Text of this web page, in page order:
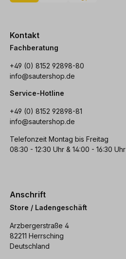
Kontakt
Fachberatung
+49 (0) 8152 92898-80
info@sautershop.de
Service-Hotline
+49 (0) 8152 92898-81
info@sautershop.de
Telefonzeit Montag bis Freitag
08:30 - 12:30 Uhr & 14:00 - 16:30 Uhr
Anschrift
Store / Ladengeschäft
Arzbergerstraße 4
82211 Herrsching
Deutschland